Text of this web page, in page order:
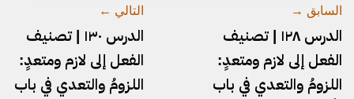
السابق →
الدرس ١٢٨ | تصنيف
الفعل إلى لازم ومتعدٍ:
اللزومُ والتعدي في باب
التالي ←
الدرس ١٣٠ | تصنيف
الفعل إلى لازم ومتعدٍ:
اللزومُ والتعدي في باب